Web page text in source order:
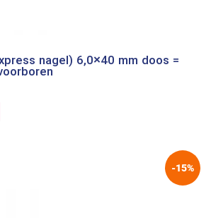
nagel) 6,0×40 mm doos =
-15%